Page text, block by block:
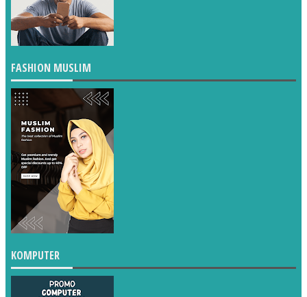
FASHION MUSLIM
KOMPUTER